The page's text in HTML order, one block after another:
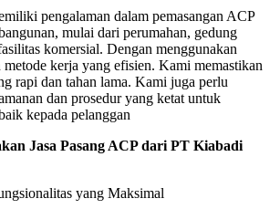
pengalaman dalam pemasangan ACP
mulai dari perumahan, gedung
komersial. Dengan menggunakan
kerja yang efisien. Kami memastikan
rapi dan tahan lama. Kami juga perlu
dan prosedur yang ketat untuk
kepada pelanggan
Jasa Pasang ACP dari PT Kiabadi
yang Maksimal